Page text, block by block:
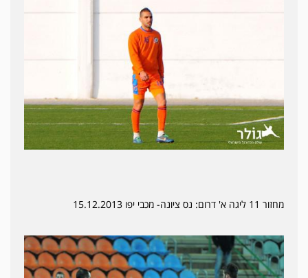
מחזור 11 ליגה א' דרום: נס ציונה- מכבי יפו 15.12.2013